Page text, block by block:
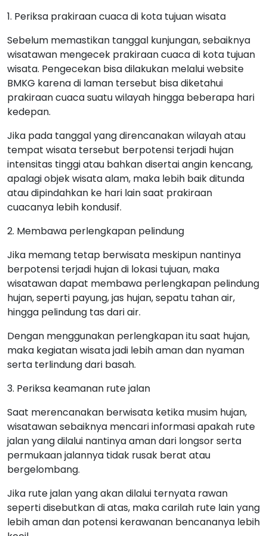
1. Periksa prakiraan cuaca di kota tujuan wisata
Sebelum memastikan tanggal kunjungan, sebaiknya
wisatawan mengecek prakiraan cuaca di kota tujuan
wisata. Pengecekan bisa dilakukan melalui website
BMKG karena di laman tersebut bisa diketahui
prakiraan cuaca suatu wilayah hingga beberapa hari
kedepan.
Jika pada tanggal yang direncanakan wilayah atau
tempat wisata tersebut berpotensi terjadi hujan
intensitas tinggi atau bahkan disertai angin kencang,
apalagi objek wisata alam, maka lebih baik ditunda
atau dipindahkan ke hari lain saat prakiraan
cuacanya lebih kondusif.
2. Membawa perlengkapan pelindung
Jika memang tetap berwisata meskipun nantinya
berpotensi terjadi hujan di lokasi tujuan, maka
wisatawan dapat membawa perlengkapan pelindung
hujan, seperti payung, jas hujan, sepatu tahan air,
hingga pelindung tas dari air.
Dengan menggunakan perlengkapan itu saat hujan,
maka kegiatan wisata jadi lebih aman dan nyaman
serta terlindung dari basah.
3. Periksa keamanan rute jalan
Saat merencanakan berwisata ketika musim hujan,
wisatawan sebaiknya mencari informasi apakah rute
jalan yang dilalui nantinya aman dari longsor serta
permukaan jalannya tidak rusak berat atau
bergelombang.
Jika rute jalan yang akan dilalui ternyata rawan
seperti disebutkan di atas, maka carilah rute lain yang
lebih aman dan potensi kerawanan bencananya lebih